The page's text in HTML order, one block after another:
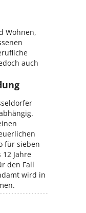
Wohnen,
auch
für sieben
Jahre
den Fall
wird in